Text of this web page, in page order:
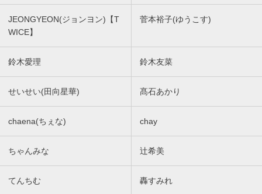
JEONGYEON(ジョンヨン)【T
WICE】
菅本裕子(ゆうこす)
鈴木愛理 鈴木友菜
せいせい(田向星華) 髙石あかり
chaena(ちぇな) chay
ちゃんみな 辻希美
てんちむ 轟すみれ